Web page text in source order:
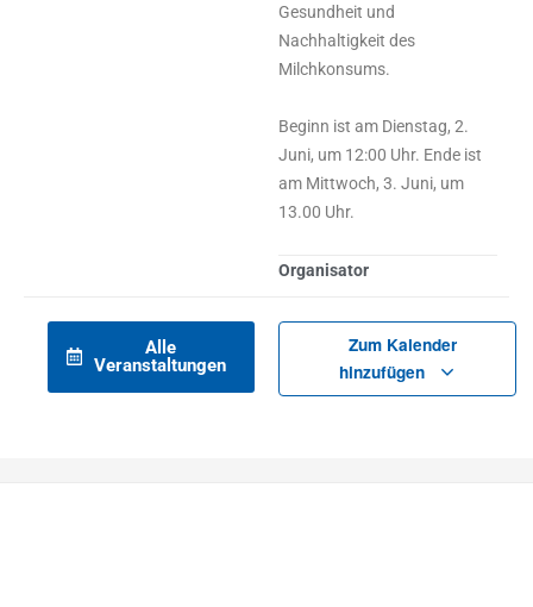
Gesundheit und
Nachhaltigkeit des
Milchkonsums.
Beginn ist am Dienstag, 2.
Juni, um 12:00 Uhr. Ende ist
am Mittwoch, 3. Juni, um
13.00 Uhr.
Organisator
Alle
Veranstaltungen
Zum Kalender
hinzufügen